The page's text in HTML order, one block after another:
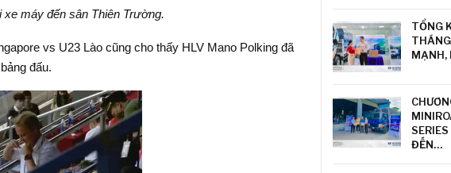
xe máy đến sân Thiên Trường.
vs U23 Lào cũng cho thấy HLV Mano Polking đã
đấu.
TỔNG
ĐẾN…